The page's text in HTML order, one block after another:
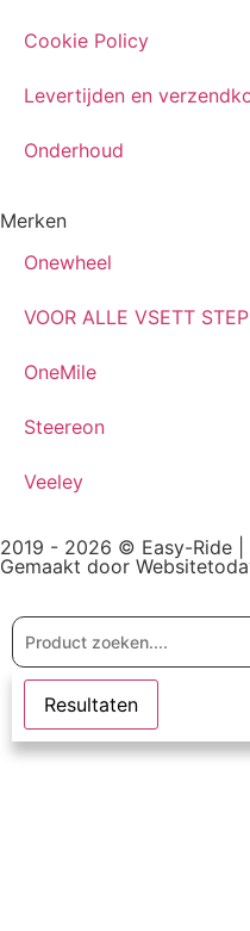
Cookie Policy
Levertijden en
Onderhoud
Merken
Onewheel
VOOR ALLE VSETT
OneMile
Steereon
Veeley
2019 - 2026 © Easy-Ride |
Gemaakt door
Resultaten